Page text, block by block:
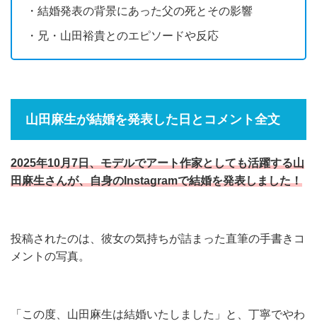
・結婚発表の背景にあった父の死とその影響
・兄・山田裕貴とのエピソードや反応
山田麻生が結婚を発表した日とコメント全文
2025年10月7日、モデルでアート作家としても活躍する山
田麻生さんが、自身のInstagramで結婚を発表しました！
投稿されたのは、彼女の気持ちが詰まった直筆の手書きコ
メントの写真。
「この度、山田麻生は結婚いたしました」と、丁寧でやわ